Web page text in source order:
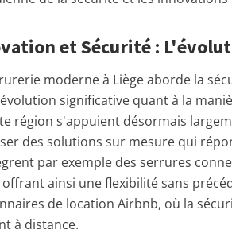
et Sécurité :
moderne à Liège aborde la
significative quant à la
région s'appuient désormais
des solutions sur mesure qui
par exemple des serrures
offrant ainsi une flexibilité sans
de location Airbnb, où la
à distance.